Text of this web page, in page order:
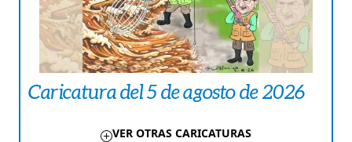
Caricatura del 5 de agosto de 2026
VER OTRAS CARICATURAS